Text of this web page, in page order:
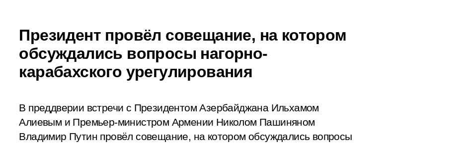
Президент провёл совещание, на котором
обсуждались вопросы нагорно-
карабахского урегулирования
В преддверии встречи с Президентом Азербайджана Ильхамом
Алиевым и Премьер-министром Армении Николом Пашиняном
Владимир Путин провёл совещание, на котором обсуждались вопросы